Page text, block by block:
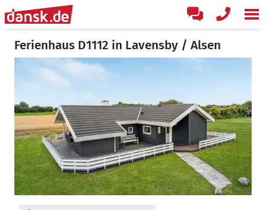
Ferienhaus D1112 in Lavensby / Alsen